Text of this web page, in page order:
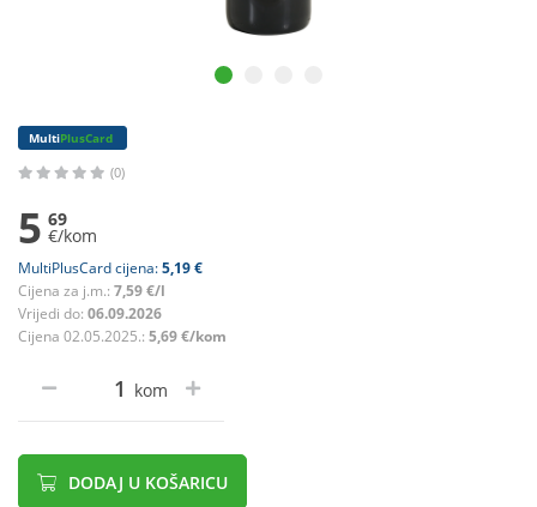
MultiPlusCard
(0)
5 69
€/kom
MultiPlusCard cijena:5,19 €
Cijena za j.m.: 7,59 €/l
Vrijedi do: 06.09.2026
Cijena 02.05.2025.: 5,69 €/kom
kom
DODAJ U KOŠARICU